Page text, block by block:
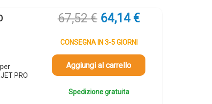
PRO
67,52€ Il
originale
era:
67,52 €.
64,14 €Il
è:
CONSEGNA IN 3-5 GIORNI
Aggiungi al carrello
Spedizione gratuita